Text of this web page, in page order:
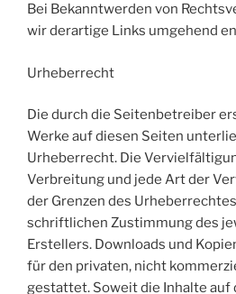
Bei Bekanntwerden von
wir derartige Links umgehend
Urheberrecht
Die durch die Seitenbetreiber
Werke auf diesen Seiten
Urheberrecht. Die
Verbreitung und jede Art der
der Grenzen des
schriftlichen Zustimmung des
Erstellers. Downloads und
für den privaten, nicht
gestattet. Soweit die Inhalte auf